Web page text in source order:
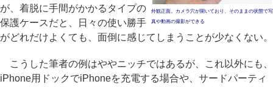
外観正面。カメラ穴が開いており、そのままの状態で写
真や動画の撮影ができる
が、着脱に手間がかかるタイプの
保護ケースだと、日々の使い勝手
がどれだけよくても、面倒に感じてしまうことが少なくない。
こうした筆者の例はややニッチではあるが、これ以外にも、
iPhone用ドックでiPhoneを充電する場合や、サードパーティ